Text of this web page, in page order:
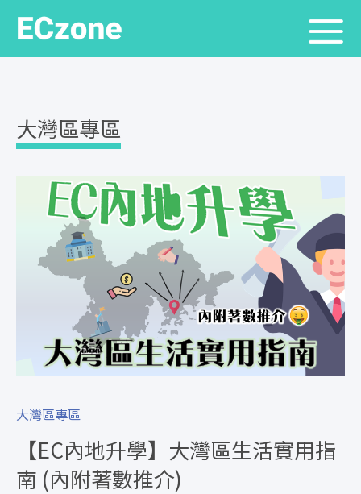
大灣區專區
大灣區專區
【EC內地升學】大灣區生活實用指
南 (內附著數推介)